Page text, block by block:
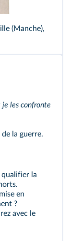
(Manche),
je les confronte
la guerre.
qualifier la
en
?
avec le